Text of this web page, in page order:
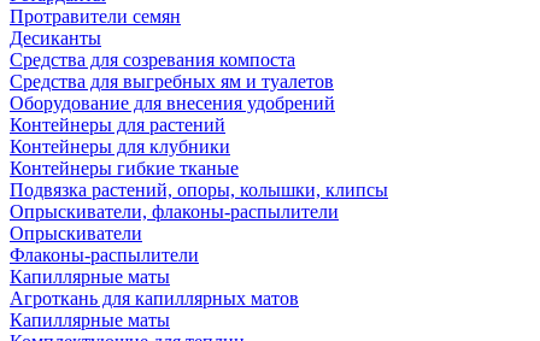
Протравители семян
Десиканты
Средства для созревания компоста
Средства для выгребных ям и туалетов
Оборудование для внесения удобрений
Контейнеры для растений
Контейнеры для клубники
Контейнеры гибкие тканые
Подвязка растений, опоры, колышки, клипсы
Опрыскиватели, флаконы-распылители
Опрыскиватели
Флаконы-распылители
Капиллярные маты
Агроткань для капиллярных матов
Капиллярные маты